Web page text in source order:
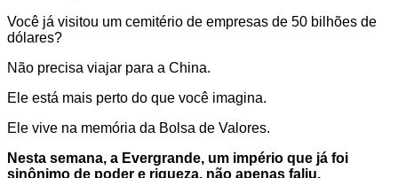
Você já visitou um cemitério de empresas de 50 bilhões de
dólares?
Não precisa viajar para a China.
Ele está mais perto do que você imagina.
Ele vive na memória da Bolsa de Valores.
Nesta semana, a Evergrande, um império que já foi
sinônimo de poder e riqueza, não apenas faliu.